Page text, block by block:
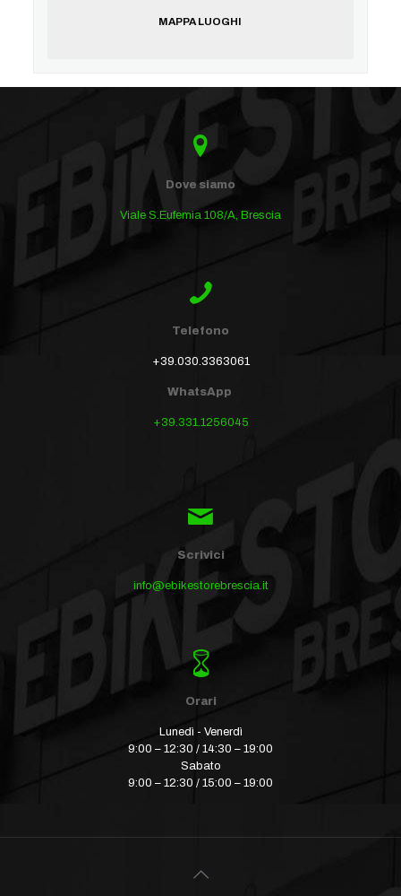
MAPPA LUOGHI
Dove siamo
Viale S.Eufemia 108/A, Brescia
Telefono
+39.030.3363061
WhatsApp
+39.331.1256045
Scrivici
info@ebikestorebrescia.it
Orari
Lunedì - Venerdì
9:00 – 12:30 / 14:30 – 19:00
Sabato
9:00 – 12:30 / 15:00 – 19:00